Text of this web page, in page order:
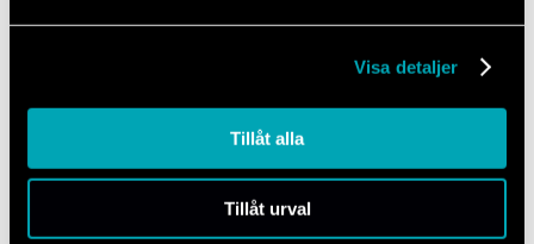
Visa detaljer
Tillåt alla
Tillåt urval
Som auktoriserad verkstad arbetar våra
avancerad diagnosutrustning som är
snabbt kan identifiera eventuella problem
och åtgärda dem på ett effektivt sätt.